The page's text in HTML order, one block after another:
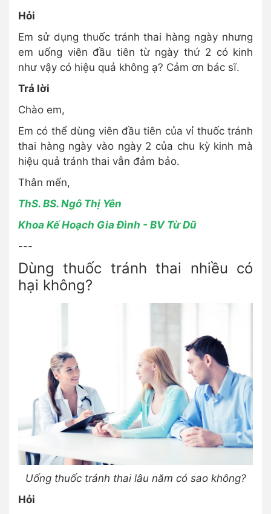
Hỏi
Em sử dụng thuốc tránh thai hàng ngày nhưng
em uống viên đầu tiên từ ngày thứ 2 có kinh
như vậy có hiệu quả không ạ? Cảm ơn bác sĩ.
Trả lời
Chào em,
Em có thể dùng viên đầu tiên của vỉ thuốc tránh
thai hàng ngày vào ngày 2 của chu kỳ kinh mà
hiệu quả tránh thai vẫn đảm bảo.
Thân mến,
ThS. BS. Ngô Thị Yên
Khoa Kế Hoạch Gia Đình - BV Từ Dũ
---
Dùng thuốc tránh thai nhiều có
hại không?
Uống thuốc tránh thai lâu năm có sao không?
Hỏi